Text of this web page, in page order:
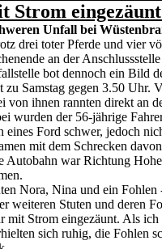
Strom
Unfall bei
drei toter Pferde und vier
an der
bot dennoch ein Bild
zu Samstag gegen 3.50
von ihnen rannten direkt an
wurden der 56-jährige
eines Ford schwer, jedoch
mit dem Schrecken
war Richtung
Nora, Nina und ein
weiteren Stuten und deren
mit Strom eingezäunt. Als
sich ruhig, die Fohlen